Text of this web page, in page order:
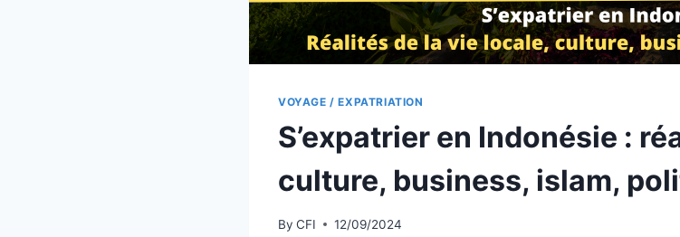
VOYAGE / EXPATRIATION
S’expatrier en Indonésie :
culture, business, islam,
By CFI 12/09/2024